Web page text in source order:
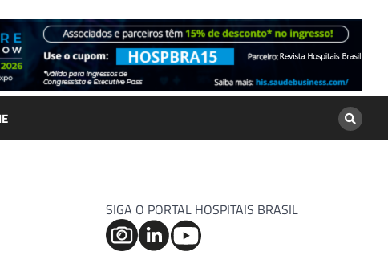
SIGA O PORTAL HOSPITAIS BRASIL